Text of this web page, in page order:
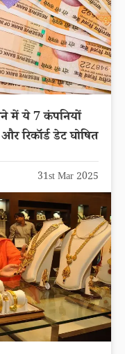
में ये 7 कंपनियों
रिकॉर्ड डेट घोषित
31st Mar 2025